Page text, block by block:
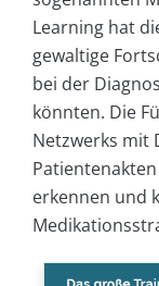
Learning hat
gewaltige
bei der
könnten. Die
Netzwerks mit
erkennen und